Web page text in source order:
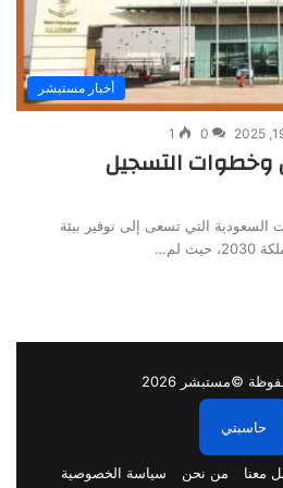
أخبار مستبشر
0
1
وخطوات التسجيل
السعودية التي تسعى إلى توفير بيئة
لم…
©مستبشر 2026
حاسبتي
معنا من نحن سياسة الخصوصية